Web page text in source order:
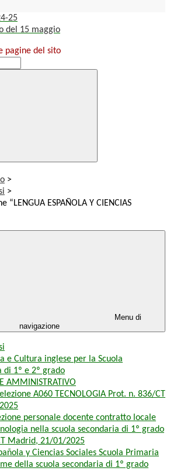
25
del 15 maggio
pagine del sito
>
>
“LENGUA ESPAÑOLA Y CIENCIAS
Menu di
navigazione
e Cultura inglese per la Scuola
di 1º e 2º grado
AMMINISTRATIVO
A060 TECNOLOGIA Prot. n. 836/CT
personale docente contratto locale
nella scuola secondaria di 1º grado
Madrid, 21/01/2025
y Ciencias Sociales Scuola Primaria
della scuola secondaria di 1º grado